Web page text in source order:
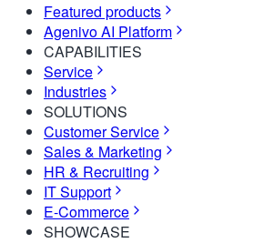
Featured products
Agenivo AI Platform
CAPABILITIES
Service
Industries
SOLUTIONS
Customer Service
Sales & Marketing
HR & Recruiting
IT Support
E-Commerce
SHOWCASE